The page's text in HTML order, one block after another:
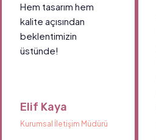
Hem tasarım hem
kalite açısından
beklentimizin
üstünde!
Elif Kaya
Kurumsal İletişim Müdürü